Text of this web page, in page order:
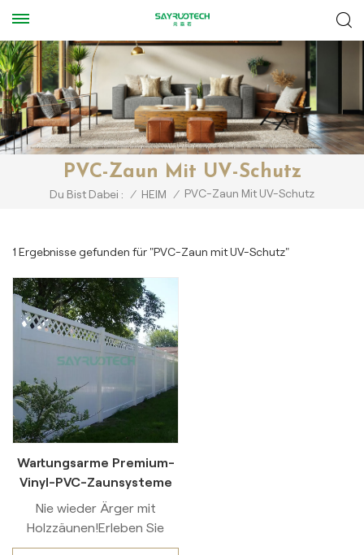
PVC-Zaun Mit UV-Schutz
Du Bist Dabei : / HEIM / PVC-Zaun Mit UV-Schutz
1 Ergebnisse gefunden für "PVC-Zaun mit UV-Schutz"
Wartungsarme Premium-
Vinyl-PVC-Zaunsysteme
in Handelsqualität
Nie wieder Ärger mit
Holzzäunen!Erleben Sie
dauerhafte Eleganz und